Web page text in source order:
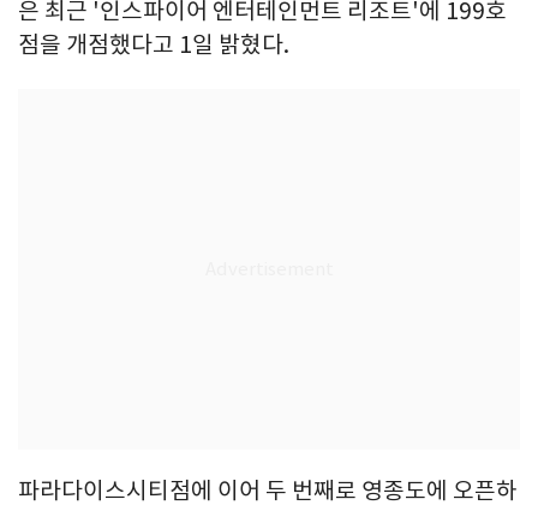
은 최근 '인스파이어 엔터테인먼트 리조트'에 199호
점을 개점했다고 1일 밝혔다.
파라다이스시티점에 이어 두 번째로 영종도에 오픈하